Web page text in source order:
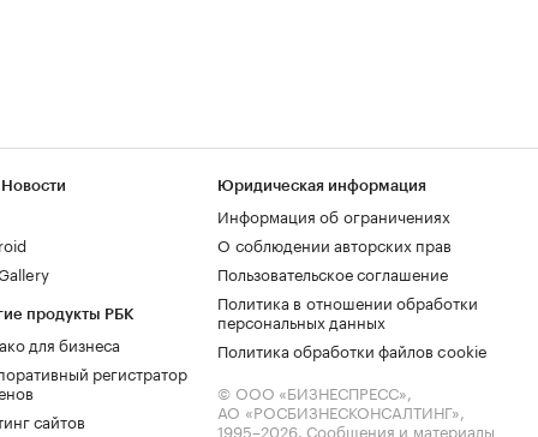
продукты РБК
для бизнеса
регистратор
сайтов
Юридическая информация
Информация об ограничениях
О соблюдении авторских прав
Пользовательское соглашение
Политика в отношении обработки
персональных данных
Политика обработки файлов cookie
© ООО «БИЗНЕСПРЕСС»,
АО «РОСБИЗНЕСКОНСАЛТИНГ»,
1995–2026. Сообщения и материалы